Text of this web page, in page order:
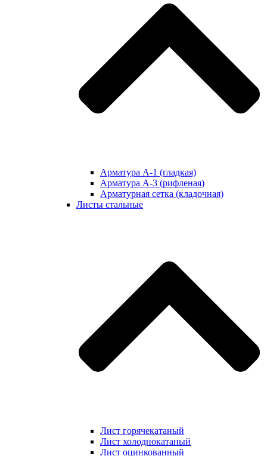
Арматура А-1 (гладкая)
Арматура А-3 (рифленая)
Арматурная сетка (кладочная)
Листы стальные
Лист горячекатаный
Лист холоднокатаный
Лист оцинкованный